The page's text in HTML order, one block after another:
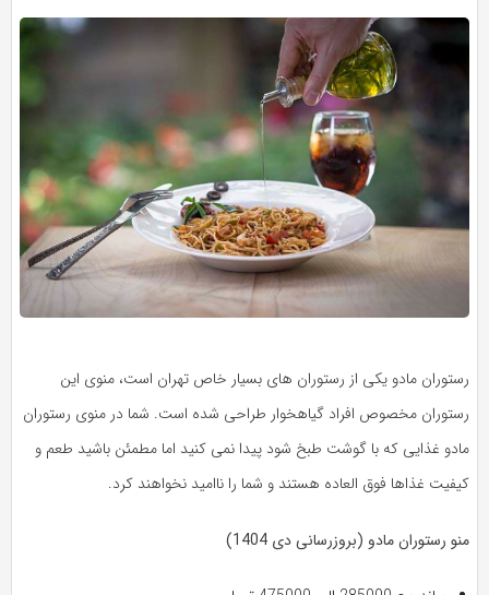
رستوران مادو یکی از رستوران های بسیار خاص تهران است، منوی این
رستوران مخصوص افراد گیاهخوار طراحی شده است. شما در منوی رستوران
مادو غذایی که با گوشت طبخ شود پیدا نمی کنید اما مطمئن باشید طعم و
کیفیت غذاها فوق العاده هستند و شما را ناامید نخواهند کرد.
منو رستوران مادو (بروزرسانی دی 1404)